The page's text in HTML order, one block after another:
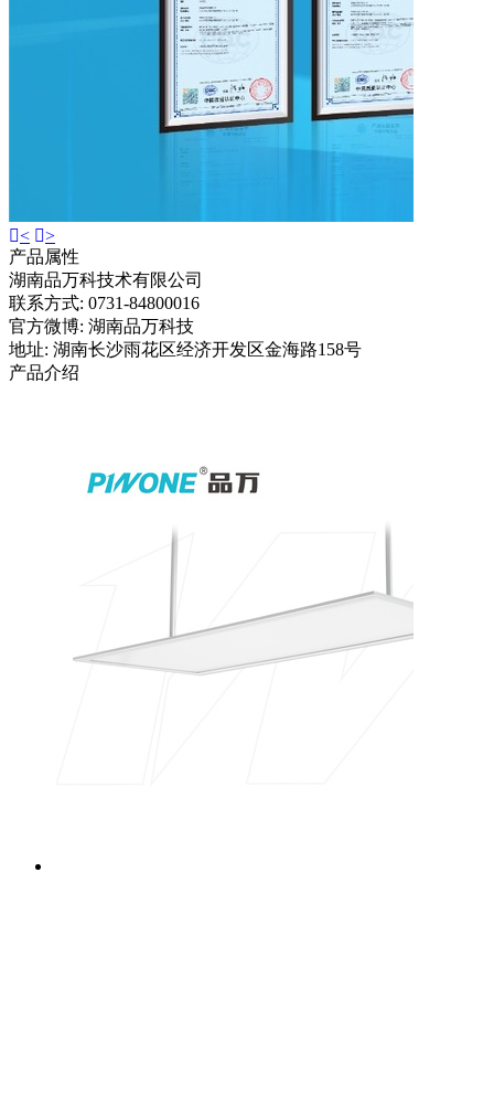
<
>
产品属性
湖南品万科技术有限公司
联系方式: 0731-84800016
官方微博: 湖南品万科技
地址: 湖南长沙雨花区经济开发区金海路158号
产品介绍